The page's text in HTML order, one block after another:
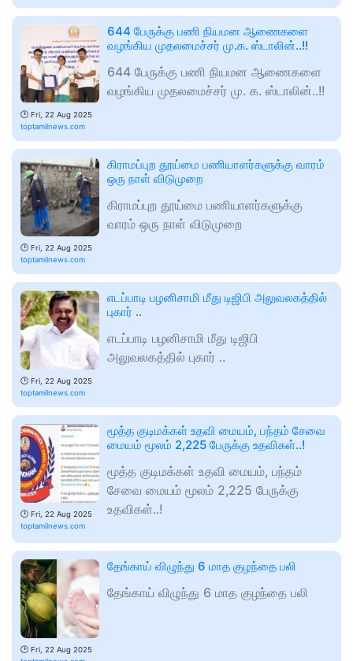
🕑 Fri, 22 Aug 2025
toptamilnews.com
644 பேருக்கு பணி நியமன ஆணைகளை
வழங்கிய முதலமைச்சர் மு.க. ஸ்டாலின்..!!
644 பேருக்கு பணி நியமன ஆணைகளை
வழங்கிய முதலமைச்சர் மு. க. ஸ்டாலின்..!!
🕑 Fri, 22 Aug 2025
toptamilnews.com
கிராமப்புற தூய்மை பணியாளர்களுக்கு வாரம்
ஒரு நாள் விடுமுறை
கிராமப்புற தூய்மை பணியாளர்களுக்கு
வாரம் ஒரு நாள் விடுமுறை
🕑 Fri, 22 Aug 2025
toptamilnews.com
எடப்பாடி பழனிசாமி மீது டிஜிபி அலுவலகத்தில்
புகார் ..
எடப்பாடி பழனிசாமி மீது டிஜிபி
அலுவலகத்தில் புகார் ..
🕑 Fri, 22 Aug 2025
toptamilnews.com
மூத்த குடிமக்கள் உதவி மையம், பந்தம் சேவை
மையம் மூலம் 2,225 பேருக்கு உதவிகள்..!
மூத்த குடிமக்கள் உதவி மையம், பந்தம்
சேவை மையம் மூலம் 2,225 பேருக்கு
உதவிகள்..!
🕑 Fri, 22 Aug 2025
தேங்காய் விழுந்து 6 மாத குழந்தை பலி
தேங்காய் விழுந்து 6 மாத குழந்தை பலி